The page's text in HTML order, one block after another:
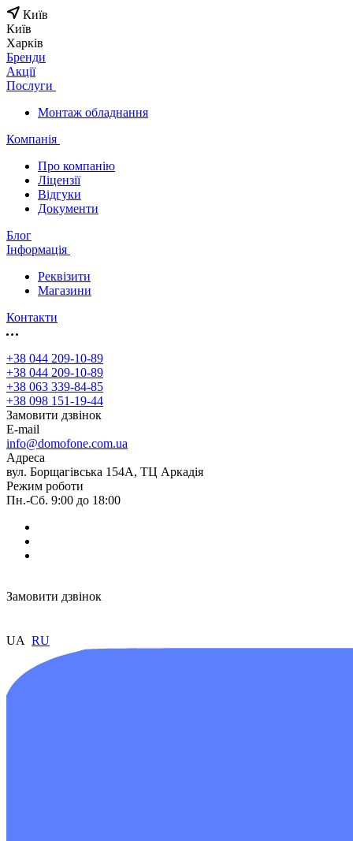
Київ
Київ
Харків
Бренди
Акції
Послуги
Монтаж обладнання
Компанія
Про компанію
Ліцензії
Відгуки
Документи
Блог
Інформація
Реквізити
Магазини
Контакти
+38 044 209-10-89
+38 044 209-10-89
+38 063 339-84-85
+38 098 151-19-44
Замовити дзвінок
E-mail
info@domofone.com.ua
Адреса
вул. Борщагівська 154А, ТЦ Аркадія
Режим роботи
Пн.-Сб. 9:00 до 18:00
Замовити дзвінок
UA RU